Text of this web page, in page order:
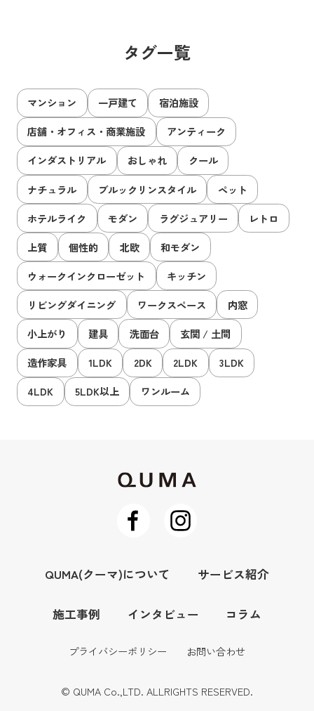
タグ一覧
マンション 一戸建て
宿泊施設
店舗・オフィス・商業施設
アンティーク
インダストリアル
おしゃれ
クール
ナチュラル
ブルックリンスタイル
ペット
ホテルライク
モダン ラグジュアリー
レトロ
上質
個性的 北欧
和モダン
ウォークインクローゼット
キッチン
リビングダイニング
ワークスペース
内窓
小上がり
建具 洗面台
玄関 / 土間
造作家具
1LDK 2DK 2LDK
3LDK
4LDK
5LDK以上 ワンルーム
QUMA(クーマ)について サービス紹介
施工事例 インタビュー コラム
プライバシーポリシー お問い合わせ
© QUMA Co.,LTD. ALLRIGHTS RESERVED.